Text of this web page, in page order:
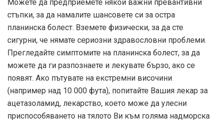
Можете да предприемете някои важни превантивни
стъпки, за да намалите шансовете си за остра
планинска болест. Вземете физически, за да сте
сигурни, че нямате сериозни здравословни проблеми.
Прегледайте симптомите на планинска болест, за да
можете да ги разпознаете и лекувате бързо, ако се
появят. Ако пътувате на екстремни височини
(например над 10 000 фута), попитайте Вашия лекар за
ацетазоламид, лекарство, което може да улесни
приспособяването на тялото Ви към голяма надморска